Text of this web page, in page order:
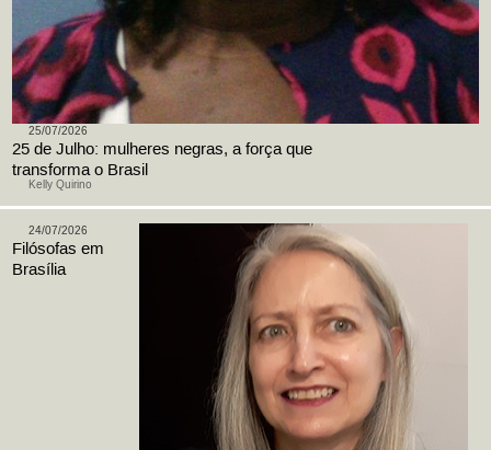
Kelly Quirino
25/07/2026
25 de Julho: mulheres negras, a força que
transforma o Brasil
24/07/2026
Filósofas em
Brasília